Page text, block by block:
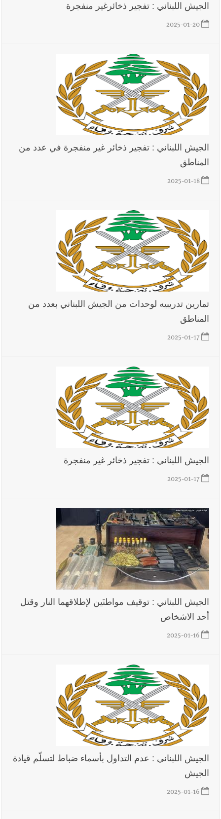
يبقى الشعب الفلسطيني يعيش كل هذا الألم؟ وإلى متى تستمر هذه
المعاناة التي تمزق القلوب والضمائر؟
أخبار صيدا
بلدية صيدا تهنئ نادي الأهلي صيدا بإحرازه بطولة لبنان
بكرة الطاولة للرجال للعام الرابع على التوالي
الجيش اللبناني : تفجير ذخائرغير منفجرة
2025-01-20
الجيش اللبناني : تفجير ذخائر غير منفجرة في عدد من
المناطق
2025-01-18
تمارين تدريبيه لوحدات من الجيش اللبناني بعدد من
المناطق
2025-01-17
الجيش اللبناني : تفجير ذخائر غير منفجرة
2025-01-17
الجيش اللبناني : توقيف مواطنَين لإطلاقهما النار وقتل
أحد الاشخاص
2025-01-16
الجيش اللبناني : عدم التداول بأسماء ضباط لتسلّم قيادة
الجيش
2025-01-16